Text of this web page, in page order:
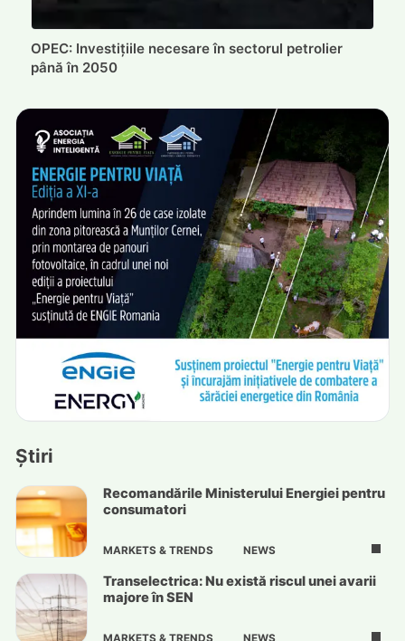
OPEC: Investițiile necesare în sectorul petrolier
până în 2050
Știri
Recomandările Ministerului Energiei pentru
consumatori
MARKETS & TRENDS NEWS
Transelectrica: Nu există riscul unei avarii
majore în SEN
MARKETS & TRENDS NEWS